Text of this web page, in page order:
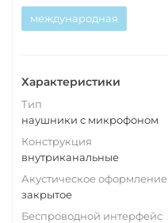
международная
Характеристики
Тип
наушники с микрофоном
Конструкция
внутриканальные
Акустическое оформление
закрытое
Беспроводной интерфейс